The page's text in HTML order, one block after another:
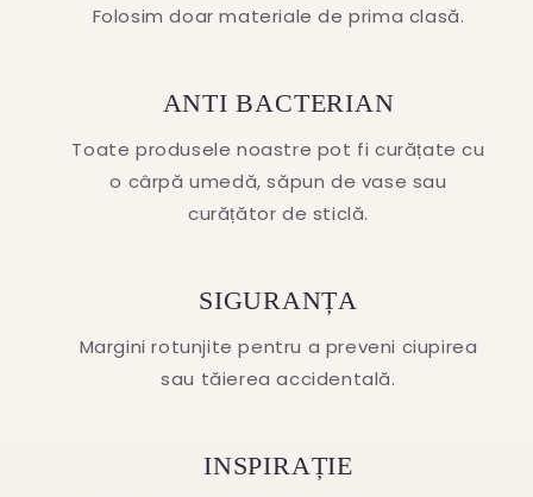
Folosim doar materiale de prima clasă.
ANTI BACTERIAN
Toate produsele noastre pot fi curățate cu
o cârpă umedă, săpun de vase sau
curățător de sticlă.
SIGURANȚA
Margini rotunjite pentru a preveni ciupirea
sau tăierea accidentală.
INSPIRAȚIE